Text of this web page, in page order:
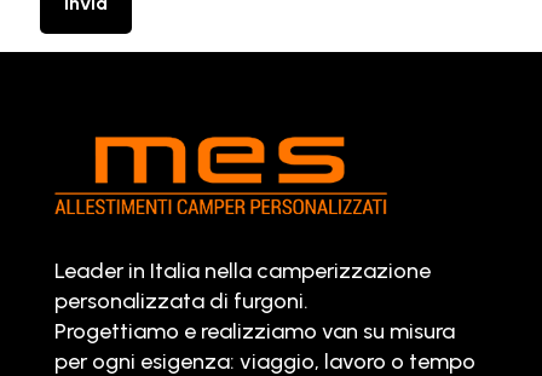
Leader in Italia nella camperizzazione
personalizzata di furgoni.
Progettiamo e realizziamo van su misura
per ogni esigenza: viaggio, lavoro o tempo